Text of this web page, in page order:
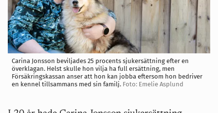
Carina Jonsson beviljades 25 procents sjukersättning efter en
överklagan. Helst skulle hon vilja ha full ersättning, men
Försäkringskassan anser att hon kan jobba eftersom hon bedriver
en kennel tillsammans med sin familj. Foto: Emelie Asplund